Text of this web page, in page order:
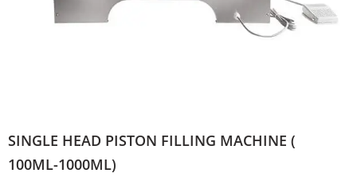
SINGLE HEAD PISTON FILLING MACHINE (
100ML-1000ML)